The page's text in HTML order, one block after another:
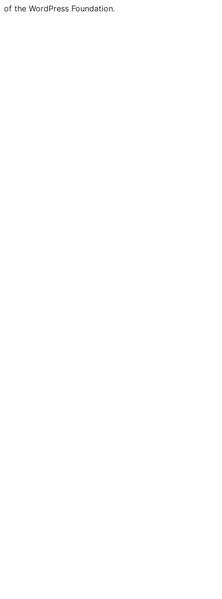
of the WordPress Foundation.